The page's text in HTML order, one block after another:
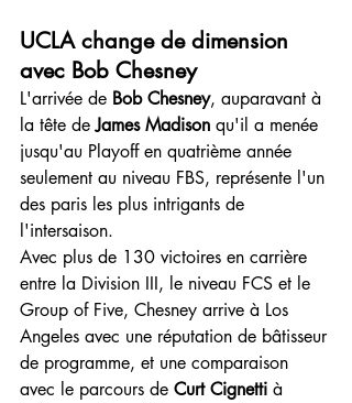
UCLA change de dimension
avec Bob Chesney
L'arrivée de Bob Chesney, auparavant à
la tête de James Madison qu'il a menée
jusqu'au Playoff en quatrième année
seulement au niveau FBS, représente l'un
des paris les plus intrigants de
l'intersaison.
Avec plus de 130 victoires en carrière
entre la Division III, le niveau FCS et le
Group of Five, Chesney arrive à Los
Angeles avec une réputation de bâtisseur
de programme, et une comparaison
avec le parcours de Curt Cignetti à